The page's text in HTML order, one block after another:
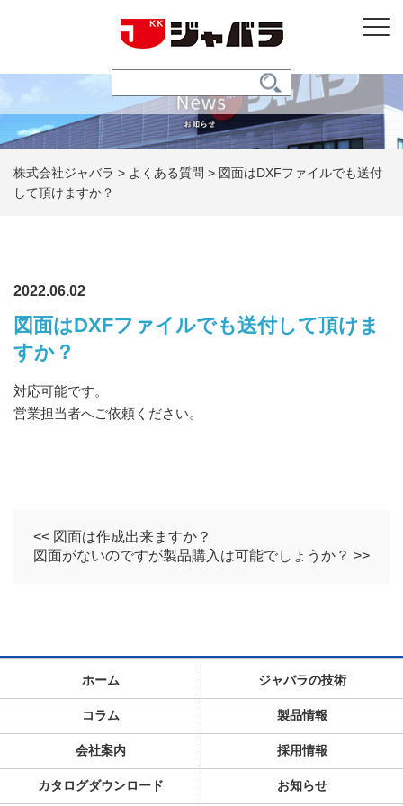
株式会社ジャバラ > よくある質問 > 図面はDXFファイルでも送付
して頂けますか？
2022.06.02
図面はDXFファイルでも送付して頂けま
すか？
対応可能です。
営業担当者へご依頼ください。
<< 図面は作成出来ますか？
図面がないのですが製品購入は可能でしょうか？ >>
ホーム ジャバラの技術
コラム 製品情報
会社案内 採用情報
カタログダウンロード お知らせ